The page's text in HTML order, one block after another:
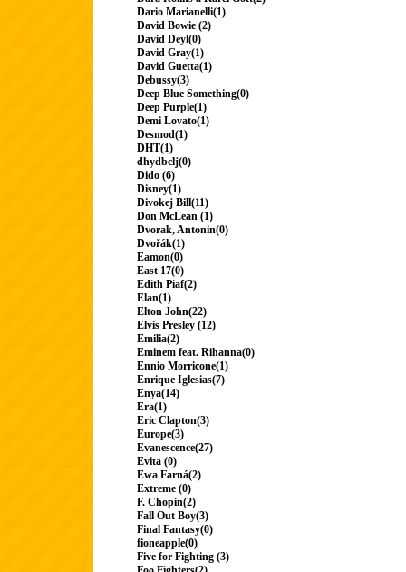
Dario Marianelli(1)
David Bowie (2)
David Deyl(0)
David Gray(1)
David Guetta(1)
Debussy(3)
Deep Blue Something(0)
Deep Purple(1)
Demi Lovato(1)
Desmod(1)
DHT(1)
dhydbclj(0)
Dido (6)
Disney(1)
Divokej Bill(11)
Don McLean (1)
Dvorak, Antonin(0)
Dvořák(1)
Eamon(0)
East 17(0)
Edith Piaf(2)
Elan(1)
Elton John(22)
Elvis Presley (12)
Emilia(2)
Eminem feat. Rihanna(0)
Ennio Morricone(1)
Enrique Iglesias(7)
Enya(14)
Era(1)
Eric Clapton(3)
Europe(3)
Evanescence(27)
Evita (0)
Ewa Farná(2)
Extreme (0)
F. Chopin(2)
Fall Out Boy(3)
Final Fantasy(0)
fioneapple(0)
Five for Fighting (3)